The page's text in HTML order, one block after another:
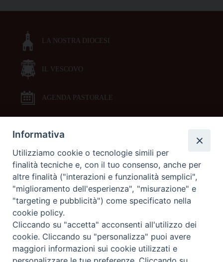
LA NOSTRA DIOCESI
IL VESCOVO
AGENDA PASTORALE
DOCUMENTI PASTORALI
ORARI MESSE
LITURGIA DELLE ORE
GALLERIE FOTOGRAFICHE
Informativa
Utilizziamo cookie o tecnologie simili per
finalità tecniche e, con il tuo consenso, anche per
altre finalità ("interazioni e funzionalità semplici",
"miglioramento dell'esperienza", "misurazione" e
"targeting e pubblicità") come specificato nella
cookie policy.
Cliccando su "accetta" acconsenti all'utilizzo dei
cookie. Cliccando su "personalizza" puoi avere
maggiori informazioni sui cookie utilizzati e